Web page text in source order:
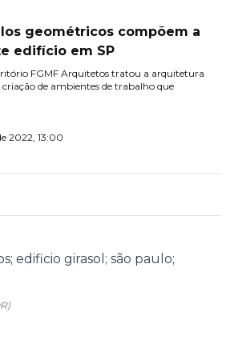
geométricos compõem a
edifício em SP
FGMF Arquitetos tratou a arquitetura
de ambientes de trabalho que
2022, 13:00